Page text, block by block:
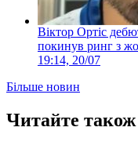
Віктор Ортіс
покинув ринг з
19:14, 20/07
Більше новин
Читайте також